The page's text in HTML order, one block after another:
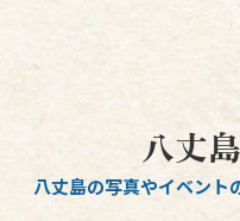
八丈
八丈島の写真やイベント